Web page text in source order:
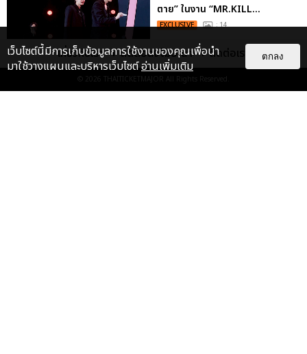
ตาย” ในงาน “MR.KILL...
EXCLUSIVE : 14
ประมวลภาพค่ำคืนแห่งความทรงจำ
ของ ITZY และมิดจีไทย ในวันที่
เกี่ยวกับเรา ติดต่อลงโฆษณา ติดต่อเรา
© 2026 THAITICKETMAJOR All Rights Reserved.
เว็บไซต์นี้มีการเก็บข้อมูลการใช้งานของคุณเพื่อนำ
มาใช้วางแผนและบริหารเว็บไซต์อ่านเพิ่มเติม
ตกลง